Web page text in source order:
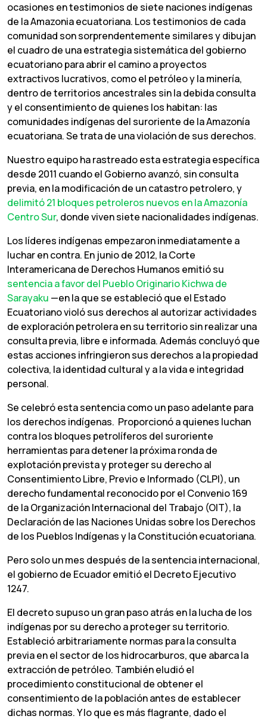
ocasiones en testimonios de siete naciones indígenas
de la Amazonia ecuatoriana. Los testimonios de cada
comunidad son sorprendentemente similares y dibujan
el cuadro de una estrategia sistemática del gobierno
ecuatoriano para abrir el camino a proyectos
extractivos lucrativos, como el petróleo y la minería,
dentro de territorios ancestrales sin la debida consulta
y el consentimiento de quienes los habitan: las
comunidades indígenas del suroriente de la Amazonía
ecuatoriana. Se trata de una violación de sus derechos.
Nuestro equipo ha rastreado esta estrategia específica
desde 2011 cuando el Gobierno avanzó, sin consulta
previa, en la modificación de un catastro petrolero, y
delimitó 21 bloques petroleros nuevos en la Amazonía
Centro Sur, donde viven siete nacionalidades indígenas.
Los líderes indígenas empezaron inmediatamente a
luchar en contra. En junio de 2012, la Corte
Interamericana de Derechos Humanos emitió su
sentencia a favor del Pueblo Originario Kichwa de
Sarayaku —en la que se estableció que el Estado
Ecuatoriano violó sus derechos al autorizar actividades
de exploración petrolera en su territorio sin realizar una
consulta previa, libre e informada. Además concluyó que
estas acciones infringieron sus derechos a la propiedad
colectiva, la identidad cultural y a la vida e integridad
personal.
Se celebró esta sentencia como un paso adelante para
los derechos indígenas. Proporcionó a quienes luchan
contra los bloques petrolíferos del suroriente
herramientas para detener la próxima ronda de
explotación prevista y proteger su derecho al
Consentimiento Libre, Previo e Informado (CLPI), un
derecho fundamental reconocido por el Convenio 169
de la Organización Internacional del Trabajo (OIT), la
Declaración de las Naciones Unidas sobre los Derechos
de los Pueblos Indígenas y la Constitución ecuatoriana.
Pero solo un mes después de la sentencia internacional,
el gobierno de Ecuador emitió el Decreto Ejecutivo
1247.
El decreto supuso un gran paso atrás en la lucha de los
indígenas por su derecho a proteger su territorio.
Estableció arbitrariamente normas para la consulta
previa en el sector de los hidrocarburos, que abarca la
extracción de petróleo. También eludió el
procedimiento constitucional de obtener el
consentimiento de la población antes de establecer
dichas normas. Y lo que es más flagrante, dado el